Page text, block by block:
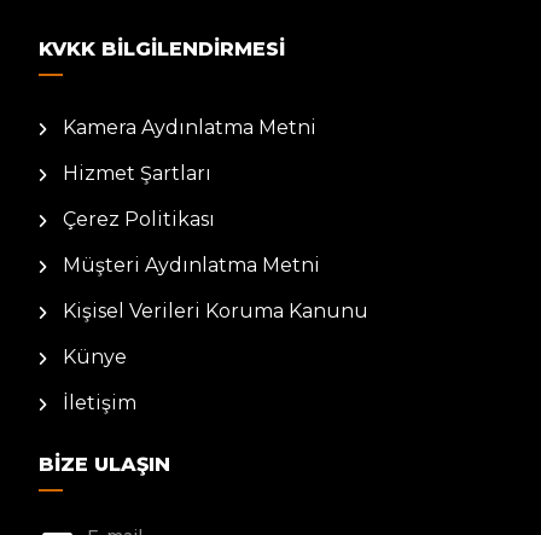
KVKK BILGILENDIRMESI
Kamera Aydınlatma Metni
Hizmet Şartları
Çerez Politikası
Müşteri Aydınlatma Metni
Kişisel Verileri Koruma Kanunu
Künye
İletişim
BIZE ULAŞIN